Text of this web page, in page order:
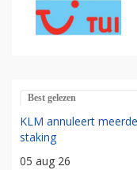
Best gelezen
KLM annuleert
staking
05 aug 26